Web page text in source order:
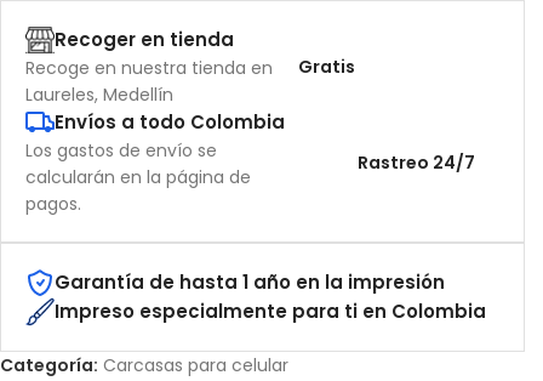
Recoger en tienda
Recoge en nuestra tienda en
Laureles, Medellín
Gratis
Envíos a todo Colombia
Los gastos de envío se
calcularán en la página de
pagos.
Rastreo 24/7
Garantía de hasta 1 año en la impresión
Impreso especialmente para ti en Colombia
Categoría: Carcasas para celular